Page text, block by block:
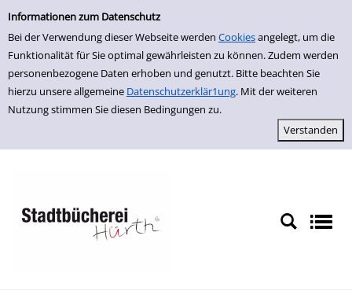
Einfache Suche
Informationen zum Datenschutz
Bei der Verwendung dieser Webseite werden Cookiesangelegt, um die
Funktionalität für Sie optimal gewährleisten zu können. Zudem werden
personenbezogene Daten erhoben und genutzt. Bitte beachten Sie
hierzu unsere allgemeine Datenschutzerklär1ung. Mit der weiteren
Nutzung stimmen Sie diesen Bedingungen zu.
zur Navigation springen
zum Inhalt springen
Zur Detailanzeige springen